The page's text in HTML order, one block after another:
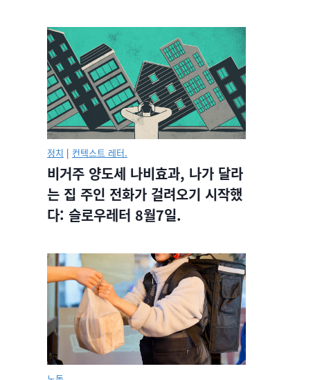
정치 | 컨텍스트 레터.
비거주 양도세 나비효과, 나가 달라
는 집 주인 전화가 걸려오기 시작했
다: 슬로우레터 8월7일.